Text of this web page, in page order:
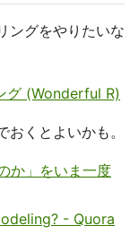
ングをやりたいな
グ (Wonderful R)
くとよいかも。
か」をいま一度
- Quora